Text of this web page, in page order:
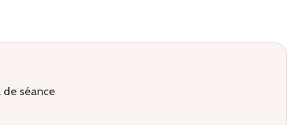
de séance